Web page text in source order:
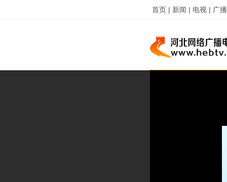
首页 | 新闻 | 电视 | 广